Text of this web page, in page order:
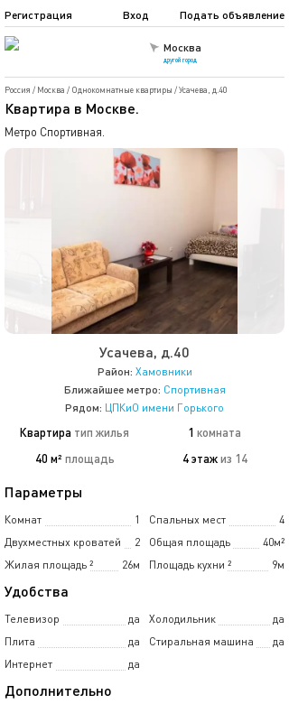
Москва
другой город
Подать объявление
Регистрация Вход
Россия / Москва / Однокомнатные квартиры /Усачева, д.40
Квартира в Москве.
Метро Спортивная.
Усачева, д.40
Район: Хамовники
Ближайшее метро: Спортивная
Рядом: ЦПКиО имени Горького
Квартира тип жилья 1 комната
40 м² площадь 4 этаж из 14
Параметры
Комнат 1 Спальных мест
4
Двухместных кроватей
2 Общая площадь
40м²
Жилая площадь
26м
² Площадь кухни 9м
²
Удобства
Телевизор да Холодильник
да
Плита
да Стиральная машина
да
Интернет
да
Дополнительно